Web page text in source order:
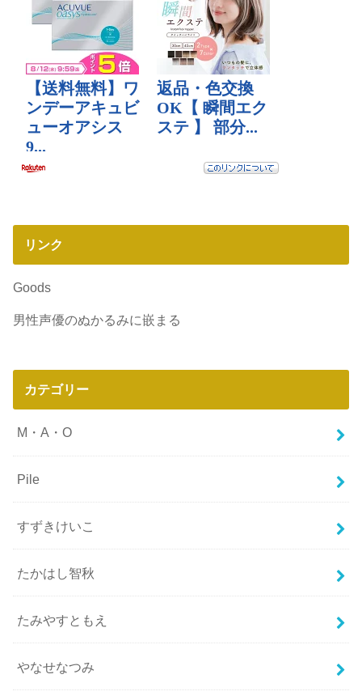
リンク
Goods
男性声優のぬかるみに嵌まる
カテゴリー
M・A・O
Pile
すずきけいこ
たかはし智秋
たみやすともえ
やなせなつみ